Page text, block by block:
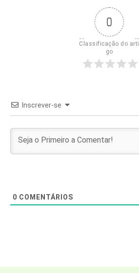
0
Classificação do arti
go
Inscrever-se
0 COMENTÁRIOS